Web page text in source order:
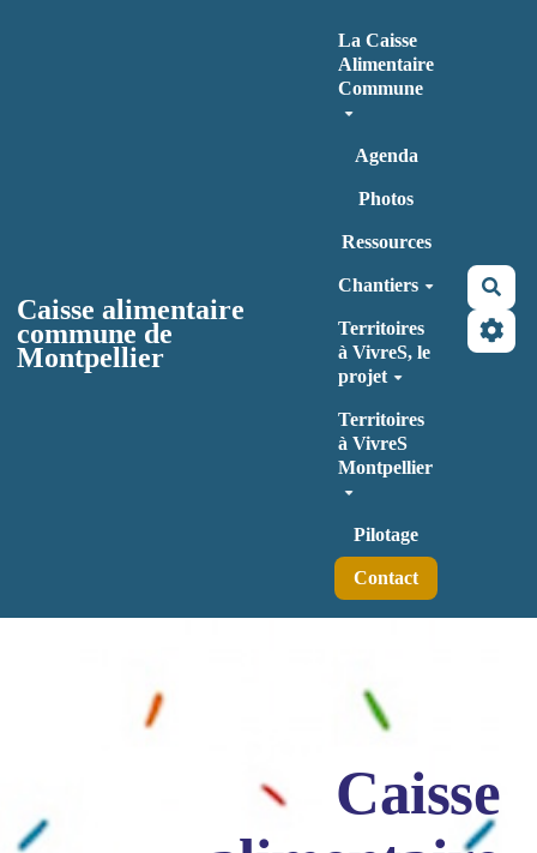
Caisse alimentaire
commune de
Montpellier
La Caisse
Alimentaire
Commune
Agenda
Photos
Ressources
Chantiers
Territoires
à VivreS, le
projet
Territoires
à VivreS
Montpellier
Pilotage
Contact
Caisse